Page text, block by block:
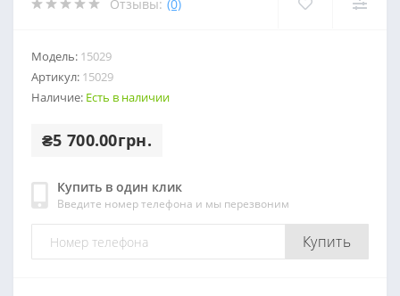
Отзывы: (0)
Модель: 15029
Артикул: 15029
Наличие: Есть в наличии
₴5 700.00грн.
Купить в один клик
Введите номер телефона и мы перезвоним
Купить